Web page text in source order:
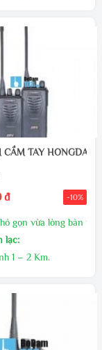
nổ, tiết kiệm pin,
chịu va đập, chấn
CẦM TAY HONGDA
đ -10%
gọn vừa lòng bàn tay.
lạc:
1 – 2 Km.
lý tưởng 3 – 5 Km
sử dụng nghe được rõ
nhóm